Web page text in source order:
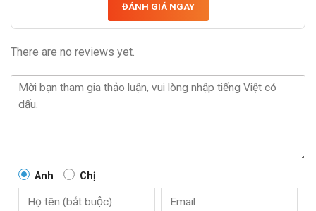
ĐÁNH GIÁ NGAY
There are no reviews yet.
Anh Chị